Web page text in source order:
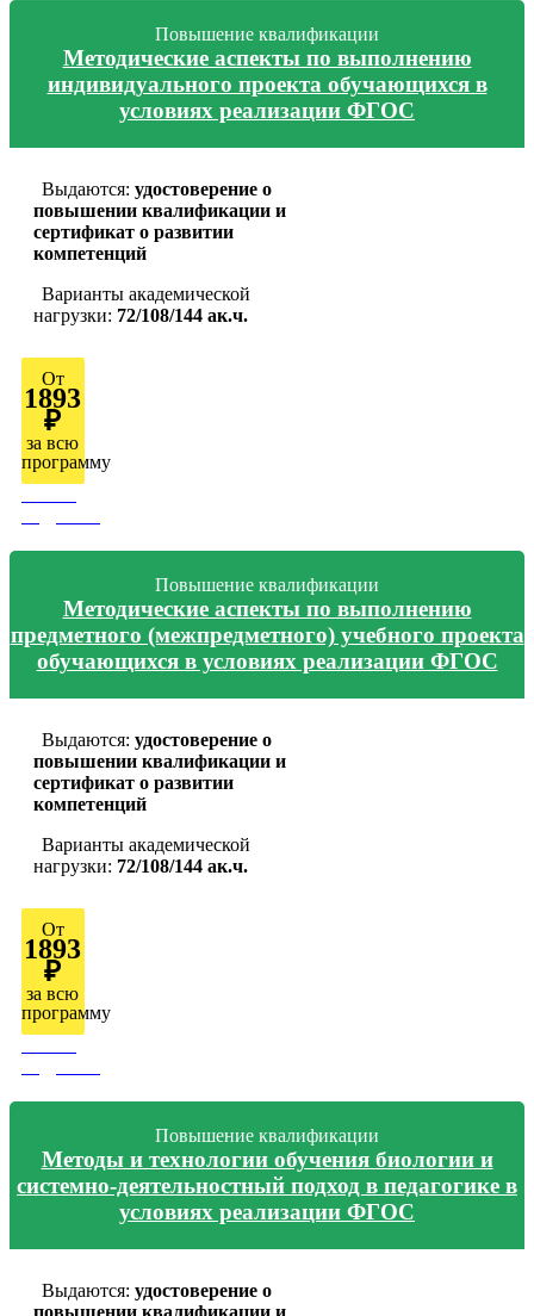
Повышение квалификации
Методические аспекты по выполнению
индивидуального проекта обучающихся в
условиях реализации ФГОС
Выдаются: удостоверение о
повышении квалификации и
сертификат о развитии
компетенций
Варианты академической
нагрузки: 72/108/144 ак.ч.
От
1893
₽
за всю
программу
Повышение квалификации
Методические аспекты по выполнению
предметного (межпредметного) учебного проекта
обучающихся в условиях реализации ФГОС
Выдаются: удостоверение о
повышении квалификации и
сертификат о развитии
компетенций
Варианты академической
нагрузки: 72/108/144 ак.ч.
От
1893
₽
за всю
программу
Повышение квалификации
Методы и технологии обучения биологии и
системно-деятельностный подход в педагогике в
условиях реализации ФГОС
Выдаются: удостоверение о
повышении квалификации и